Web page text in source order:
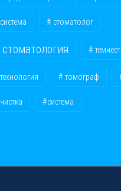
система стоматолог
стоматология темнеет
технология томограф
чистка ​система